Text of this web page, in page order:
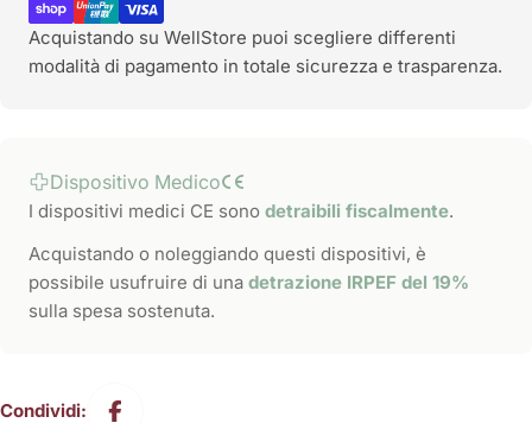
pagamento
Acquistando su WellStore puoi scegliere differenti
modalità di pagamento in totale sicurezza e trasparenza.
Dispositivo Medico
I dispositivi medici CE sono detraibili fiscalmente.
Acquistando o noleggiando questi dispositivi, è
possibile usufruire di una detrazione IRPEF del 19%
sulla spesa sostenuta.
Condividi: